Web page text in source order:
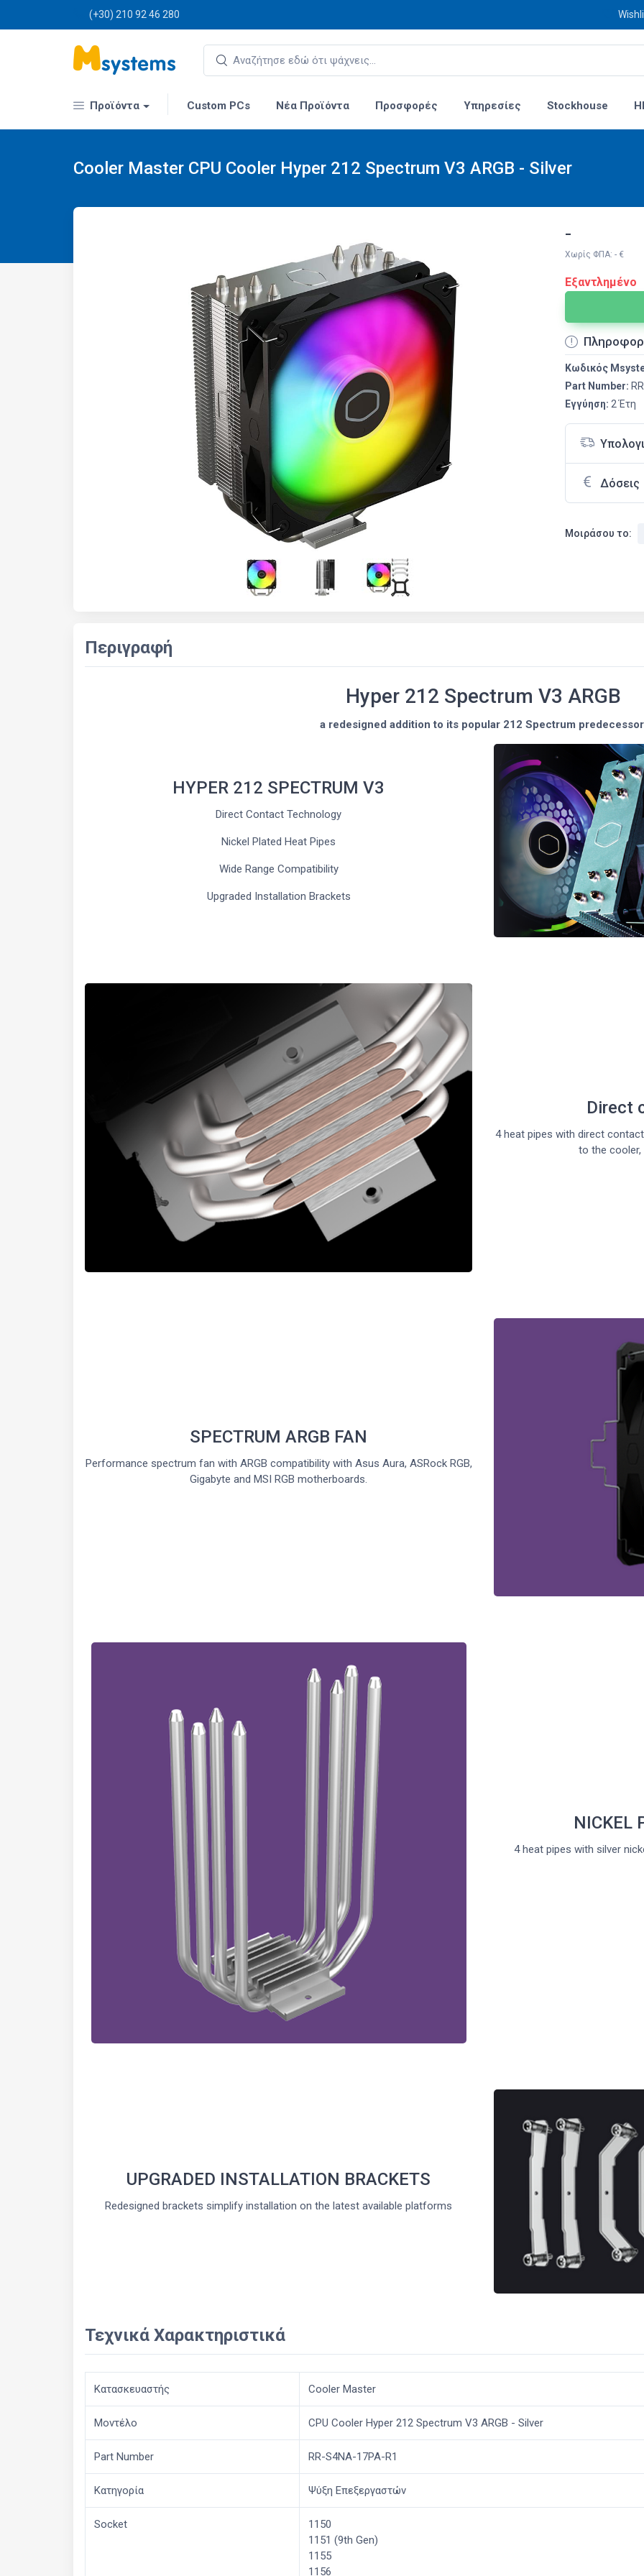
(+30) 210 92 46 280
Προϊόντα Custom PCs Νέα Προϊόντα Προσφορές Υπηρεσίες Stockhouse
Cooler Master CPU Cooler Hyper 212 Spectrum V3 ARGB - Silver
-
Χωρίς ΦΠΑ: - €
Εξαντλημένο
Κωδικός
Part Number:
Εγγύηση: 2 Έτη
Δόσεις
Μοιράσου το:
Περιγραφή
Hyper 212 Spectrum V3 ARGB
a redesigned addition to its popular 212 Spectrum
HYPER 212 SPECTRUM V3
Direct Contact Technology
Nickel Plated Heat Pipes
Wide Range Compatibility
Upgraded Installation Brackets
Direct
4 heat pipes with direct
to the
SPECTRUM ARGB FAN
Performance spectrum fan with ARGB compatibility with Asus Aura, ASRock RGB,
Gigabyte and MSI RGB motherboards.
NICKEL
4 heat pipes with silver
UPGRADED INSTALLATION BRACKETS
Redesigned brackets simplify installation on the latest available platforms
Τεχνικά Χαρακτηριστικά
Κατασκευαστής Cooler Master
Μοντέλο CPU Cooler Hyper 212 Spectrum V3 ARGB - Silver
Part Number RR-S4NA-17PA-R1
Κατηγορία Ψύξη Επεξεργαστών
Socket
1150
1151 (9th Gen)
1155
1156